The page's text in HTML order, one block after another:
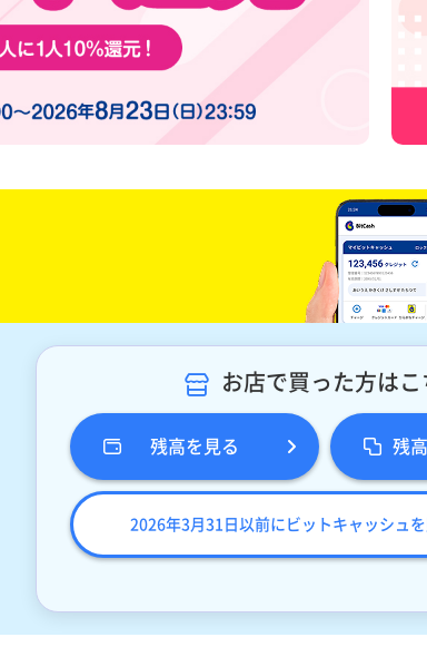
お店で買った方はこ
残高を見る 残
2026年3月31日以前にビットキャッシュ